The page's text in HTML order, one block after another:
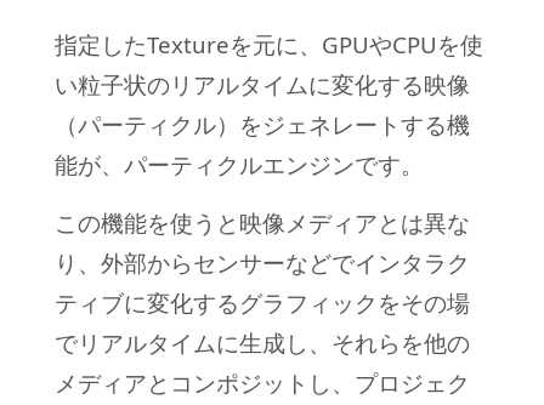
指定したTextureを元に、GPUやCPUを使
い粒子状のリアルタイムに変化する映像
（パーティクル）をジェネレートする機
能が、パーティクルエンジンです。
この機能を使うと映像メディアとは異な
り、 外部からセンサーなどでインタラク
ティブに変化するグラフィックをその場
でリアルタイムに生成し、それらを他の
メディアとコンポジットし、プロジェク